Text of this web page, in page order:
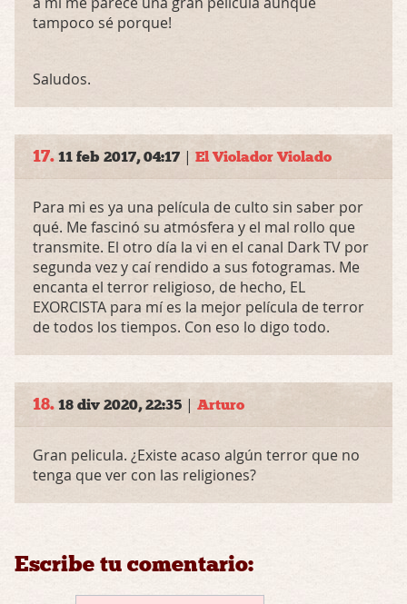
tampoco sé porque!
Saludos.
17. 11 feb 2017, 04:17 | El Violador Violado
Para mi es ya una película de culto sin saber por
qué. Me fascinó su atmósfera y el mal rollo que
transmite. El otro día la vi en el canal Dark TV por
segunda vez y caí rendido a sus fotogramas. Me
encanta el terror religioso, de hecho, EL
EXORCISTA para mí es la mejor película de terror
de todos los tiempos. Con eso lo digo todo.
18. 18 div 2020, 22:35 | Arturo
Gran pelicula. ¿Existe acaso algún terror que no
tenga que ver con las religiones?
Escribe tu comentario: